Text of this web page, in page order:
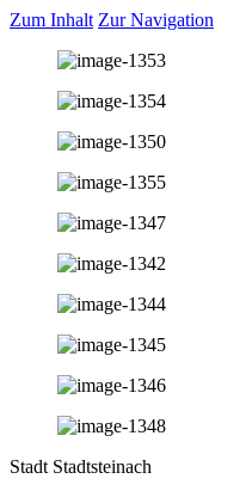
Zum Inhalt Zur Navigation
Stadt Stadtsteinach